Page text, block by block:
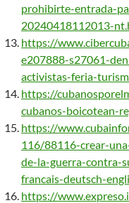
prohibirte-entrada-
20240418112013-
https://
e207888-s27061-
activistas-feria-
https://
cubanos-boicotean-
https://
116/88116-crear-
de-la-guerra-contra-
francais-deutsch-
https://